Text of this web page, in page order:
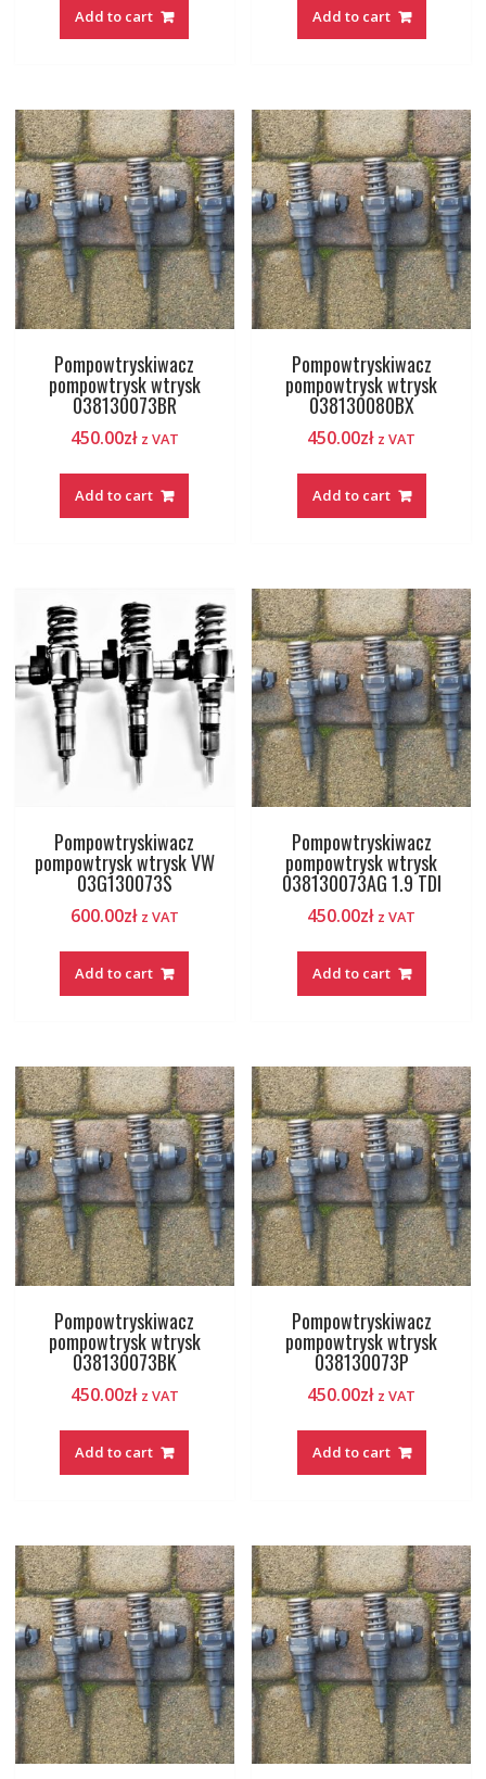
Add to cart Add to cart
Pompowtryskiwacz
pompowtrysk wtrysk
038130073BR
450.00zł z VAT
Add to cart
Pompowtryskiwacz
pompowtrysk wtrysk
038130080BX
450.00zł z VAT
Add to cart
Pompowtryskiwacz
pompowtrysk wtrysk VW
03G130073S
600.00zł z VAT
Add to cart
Pompowtryskiwacz
pompowtrysk wtrysk
038130073AG 1.9 TDI
450.00zł z VAT
Add to cart
Pompowtryskiwacz
pompowtrysk wtrysk
038130073BK
450.00zł z VAT
Add to cart
Pompowtryskiwacz
pompowtrysk wtrysk
038130073P
450.00zł z VAT
Add to cart